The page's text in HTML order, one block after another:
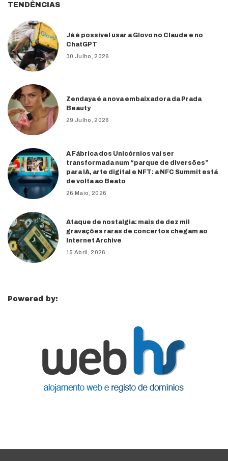
TENDÊNCIAS
Já é possível usar a Glovo no Claude e no
ChatGPT
30 Julho, 2026
Zendaya é a nova embaixadora da Prada
Beauty
29 Julho, 2026
A Fábrica dos Unicórnios vai ser
transformada num “parque de diversões”
para IA, arte digital e NFT: a NFC Summit está
de volta ao Beato
26 Maio, 2026
Ataque de nostalgia: mais de dez mil
gravações raras de concertos chegam ao
Internet Archive
15 Abril, 2026
Powered by: